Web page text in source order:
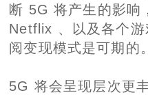
断 5G 将产生的影响
Netflix 、以及各个
阅变现模式是可期的。
5G 将会呈现层次更